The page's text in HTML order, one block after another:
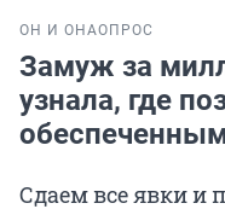
ОН И ОНАОПРОС
Замуж за
узнала, где
Сдаем все явки и